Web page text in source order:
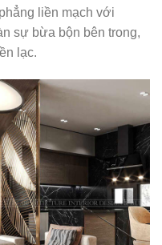
liền mạch với
sự bừa bộn bên trong,
lạc.